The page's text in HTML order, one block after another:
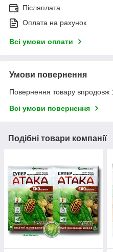
Післяплата
Оплата на рахунок
Всі умови оплати
Умови повернення
Повернення товару впродовж
Всі умови повернення
Подібні товари компанії